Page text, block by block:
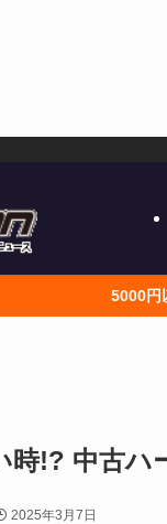
上で送料無料 こちらか
時!? 中古ハ
2025年3月7日